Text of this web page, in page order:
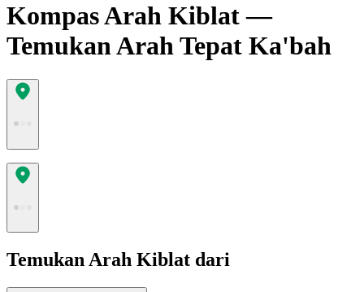
Kompas Arah Kiblat —
Temukan Arah Tepat Ka'bah
Temukan Arah Kiblat dari